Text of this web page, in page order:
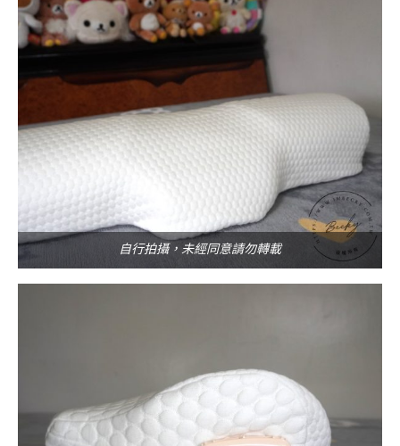
自行拍攝，未經同意請勿轉載